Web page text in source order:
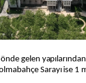
gelen yapılarından
Sarayı ise 1